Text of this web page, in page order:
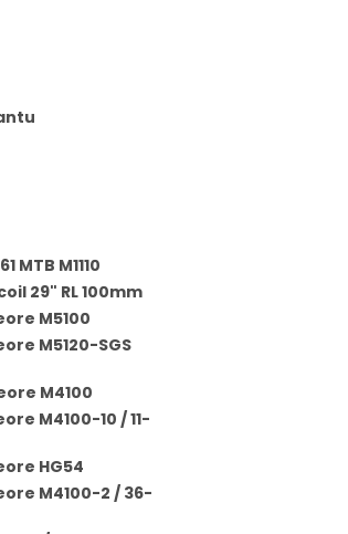
MTB M1110
29" RL 100mm
M5100
M5120-SGS
M4100
M4100-10 / 11-
HG54
M4100-2 / 36-